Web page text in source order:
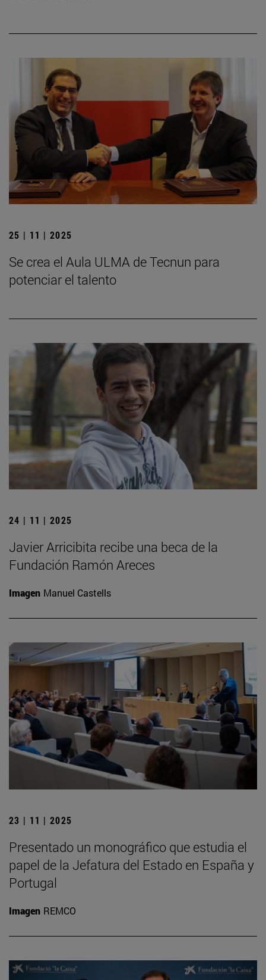
25 | 11 | 2025
Se crea el Aula ULMA de Tecnun para
potenciar el talento
24 | 11 | 2025
Javier Arricibita recibe una beca de la
Fundación Ramón Areces
Imagen Manuel Castells
23 | 11 | 2025
Presentado un monográfico que estudia el
papel de la Jefatura del Estado en España y
Portugal
Imagen REMCO